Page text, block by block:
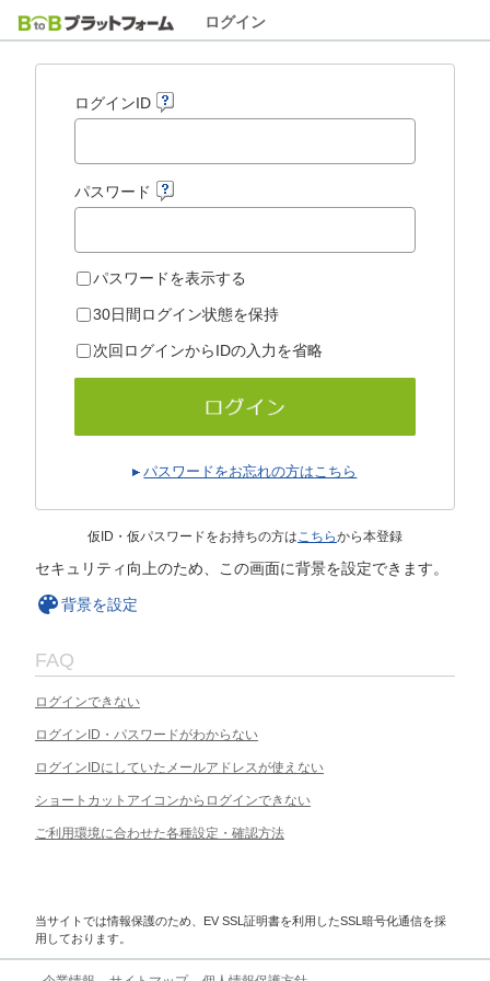
ログイン
ログインID
パスワード
パスワードを表示する
30日間ログイン状態を保持
次回ログインからIDの入力を省略
パスワードをお忘れの方はこちら
仮ID・仮パスワードをお持ちの方はこちらから本登録
セキュリティ向上のため、この画面に背景を設定できます。
背景を設定
FAQ
ログインできない
ログインID・パスワードがわからない
ログインIDにしていたメールアドレスが使えない
ショートカットアイコンからログインできない
ご利用環境に合わせた各種設定・確認方法
当サイトでは情報保護のため、EV SSL証明書を利用したSSL暗号化通信を採
用しております。